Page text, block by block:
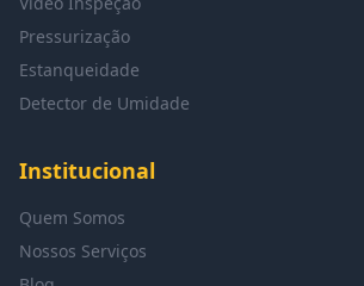
Pressurização
Estanqueidade
Detector de Umidade
Institucional
Quem Somos
Nossos Serviços